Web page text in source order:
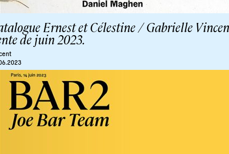
Ernest et Célestine / Gabrielle
de juin 2023.